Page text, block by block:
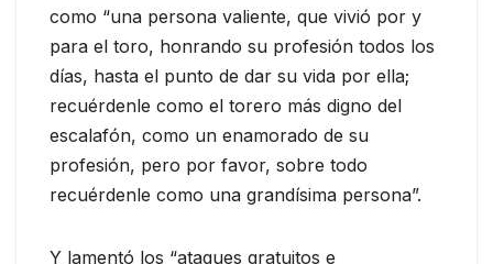
como “una persona valiente, que vivió por y
para el toro, honrando su profesión todos los
días, hasta el punto de dar su vida por ella;
recuérdenle como el torero más digno del
escalafón, como un enamorado de su
profesión, pero por favor, sobre todo
recuérdenle como una grandísima persona”.
Y lamentó los “ataques gratuitos e